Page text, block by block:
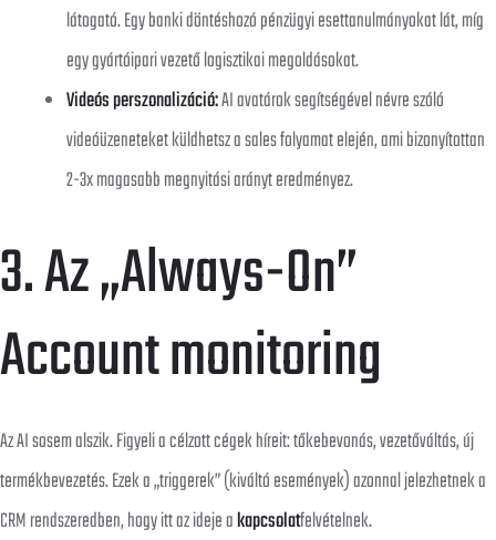
látogató. Egy banki döntéshozó pénzügyi esettanulmányokat lát, míg
egy gyártóipari vezető logisztikai megoldásokat.
Videós perszonalizáció:AI avatárok segítségével névre szóló
videóüzeneteket küldhetsz a sales folyamat elején, ami bizonyítottan
2-3x magasabb megnyitási arányt eredményez.
3. Az „Always-On”
Account monitoring
Az AI sosem alszik. Figyeli a célzott cégek híreit: tőkebevonás, vezetőváltás, új
termékbevezetés. Ezek a „triggerek” (kiváltó események) azonnal jelezhetnek a
CRM rendszeredben, hogy itt az ideje akapcsolatfelvételnek.